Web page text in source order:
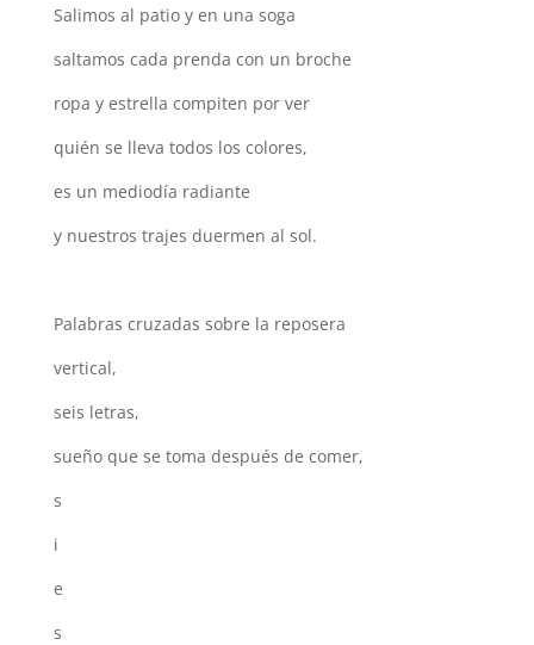
Salimos al patio y en una soga
saltamos cada prenda con un broche
ropa y estrella compiten por ver
quién se lleva todos los colores,
es un mediodía radiante
y nuestros trajes duermen al sol.
Palabras cruzadas sobre la reposera
vertical,
seis letras,
sueño que se toma después de comer,
s
i
e
s